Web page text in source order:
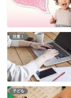
注意！
子ども